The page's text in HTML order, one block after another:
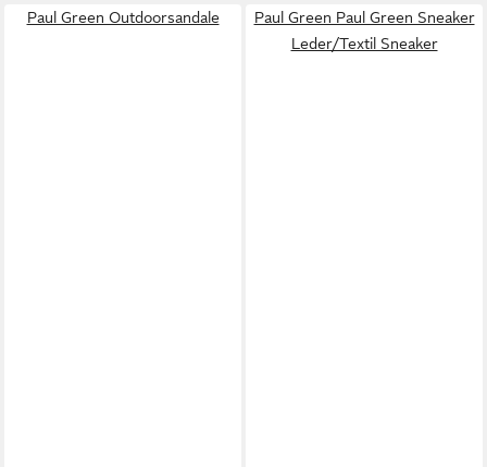
Paul Green Outdoorsandale
Paul Green Paul Green Sneaker
Leder/Textil Sneaker